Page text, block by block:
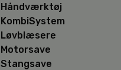
Håndværktøj
KombiSystem
Løvblæsere
Motorsave
Stangsave